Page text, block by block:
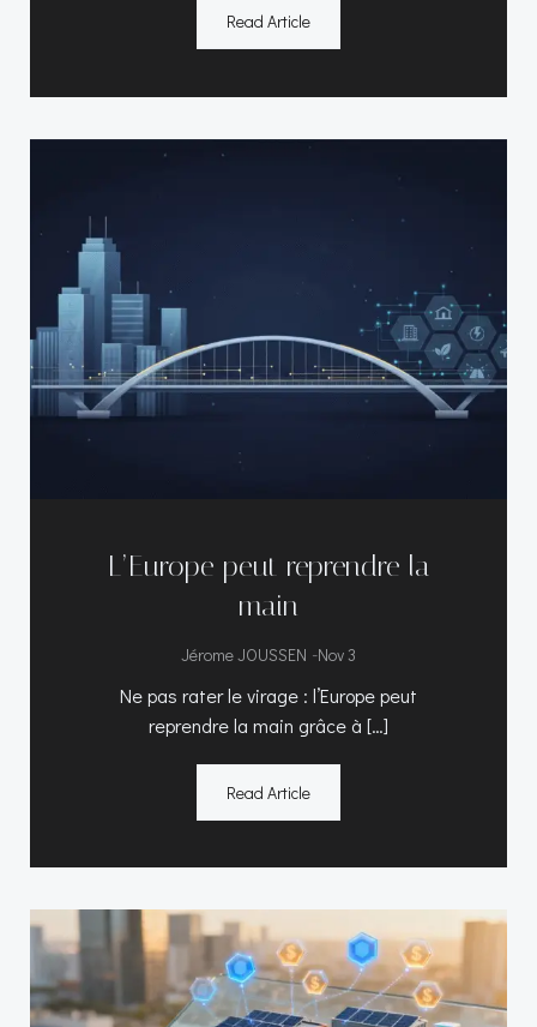
Read Article
L’Europe peut reprendre la
main
Jérome JOUSSEN -Nov 3
Ne pas rater le virage : l’Europe peut
reprendre la main grâce à […]
Read Article